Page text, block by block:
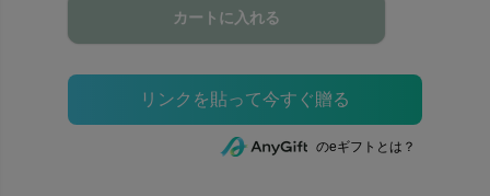
カートに入れる
のeギフトとは？